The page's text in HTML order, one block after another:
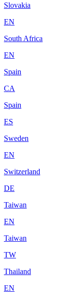
Slovakia
EN
South Africa
EN
Spain
CA
Spain
ES
Sweden
EN
Switzerland
DE
Taiwan
EN
Taiwan
TW
Thailand
EN